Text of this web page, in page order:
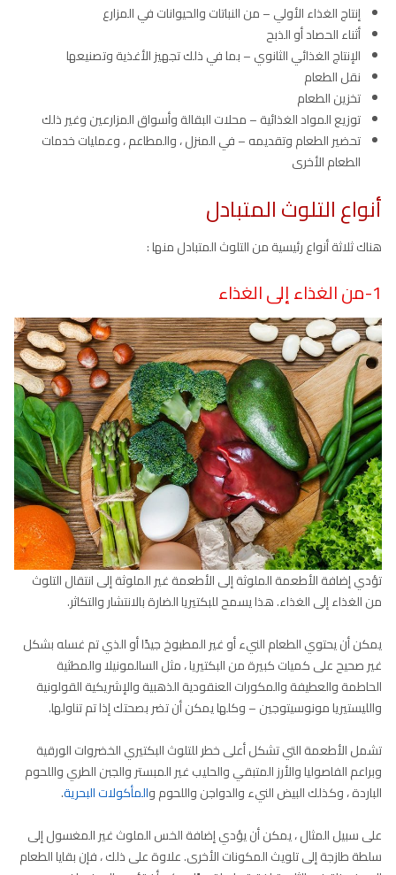
إنتاج الغذاء الأولي – من النباتات والحيوانات في المزارع
أثناء الحصاد أو الذبح
الإنتاج الغذائي الثانوي – بما في ذلك تجهيز الأغذية وتصنيعها
نقل الطعام
تخزين الطعام
توزيع المواد الغذائية – محلات البقالة وأسواق المزارعين وغير ذلك
تحضير الطعام وتقديمه – في المنزل ، والمطاعم ، وعمليات خدمات
الطعام الأخرى
أنواع التلوث المتبادل
هناك ثلاثة أنواع رئيسية من التلوث المتبادل منها :
1-من الغذاء إلى الغذاء
تؤدي إضافة الأطعمة الملوثة إلى الأطعمة غير الملوثة إلى انتقال التلوث
من الغذاء إلى الغذاء. هذا يسمح للبكتيريا الضارة بالانتشار والتكاثر.
يمكن أن يحتوي الطعام النيء أو غير المطبوخ جيدًا أو الذي تم غسله بشكل
غير صحيح على كميات كبيرة من البكتيريا ، مثل السالمونيلا والمطثية
الحاطمة والعطيفة والمكورات العنقودية الذهبية والإشريكية القولونية
والليستيريا مونوسيتوجين – وكلها يمكن أن تضر بصحتك إذا تم تناولها.
تشمل الأطعمة التي تشكل أعلى خطر للتلوث البكتيري الخضروات الورقية
وبراعم الفاصوليا والأرز المتبقي والحليب غير المبستر والجبن الطري واللحوم
الباردة ، وكذلك البيض النيء والدواجن واللحوم والمأكولات البحرية.
على سبيل المثال ، يمكن أن يؤدي إضافة الخس الملوث غير المغسول إلى
سلطة طازجة إلى تلويث المكونات الأخرى. علاوة على ذلك ، فإن بقايا الطعام